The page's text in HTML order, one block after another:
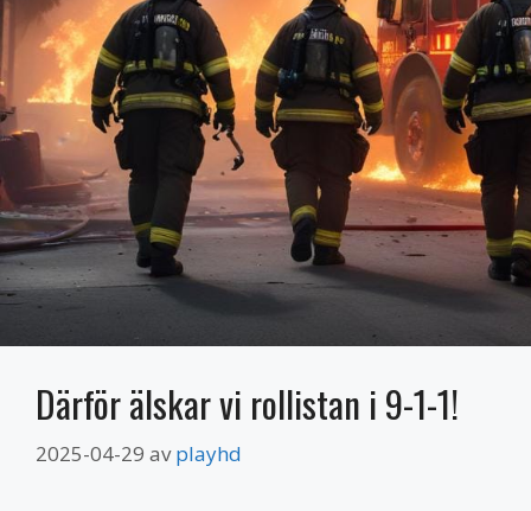
Därför älskar vi rollistan i 9-1-1!
2025-04-29 avplayhd